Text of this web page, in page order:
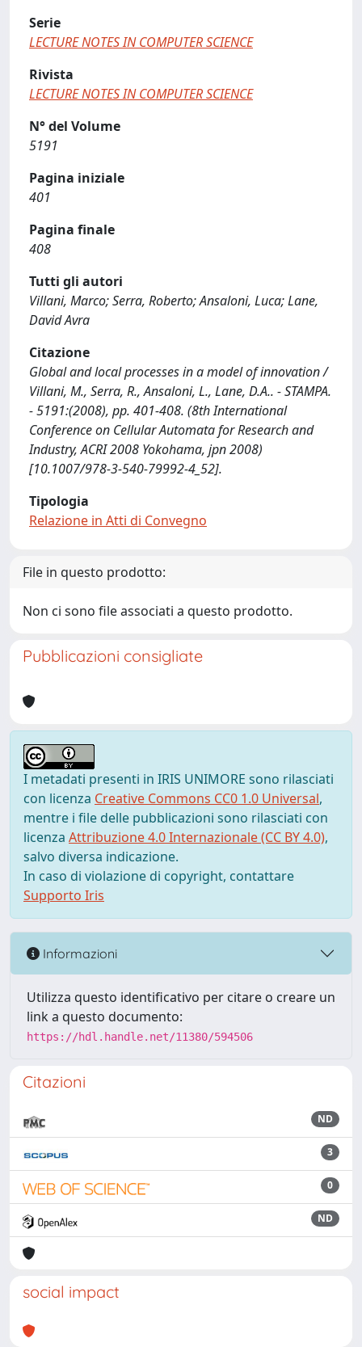
Serie
LECTURE NOTES IN COMPUTER SCIENCE
Rivista
LECTURE NOTES IN COMPUTER SCIENCE
N° del Volume
5191
Pagina iniziale
401
Pagina finale
408
Tutti gli autori
Villani, Marco; Serra, Roberto; Ansaloni, Luca; Lane,
David Avra
Citazione
Global and local processes in a model of innovation /
Villani, M., Serra, R., Ansaloni, L., Lane, D.A.. - STAMPA.
- 5191:(2008), pp. 401-408. (8th International
Conference on Cellular Automata for Research and
Industry, ACRI 2008 Yokohama, jpn 2008)
[10.1007/978-3-540-79992-4_52].
Tipologia
Relazione in Atti di Convegno
File in questo prodotto:
Non ci sono file associati a questo prodotto.
Pubblicazioni consigliate
I metadati presenti in IRIS UNIMORE sono rilasciati
con licenza Creative Commons CC0 1.0 Universal,
mentre i file delle pubblicazioni sono rilasciati con
licenza Attribuzione 4.0 Internazionale (CC BY 4.0),
salvo diversa indicazione.
In caso di violazione di copyright, contattare
Supporto Iris
Informazioni
Utilizza questo identificativo per citare o creare un
link a questo documento:
https://hdl.handle.net/11380/594506
Citazioni
ND
3
0
ND
social impact